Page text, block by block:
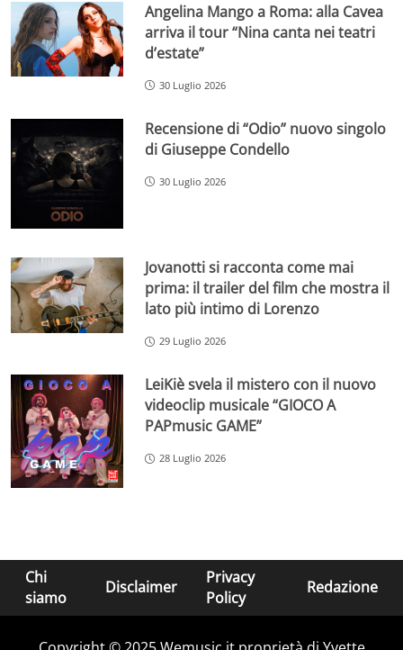
Angelina Mango a Roma: alla Cavea
arriva il tour “Nina canta nei teatri
d’estate”
30 Luglio 2026
Recensione di “Odio” nuovo singolo
di Giuseppe Condello
30 Luglio 2026
Jovanotti si racconta come mai
prima: il trailer del film che mostra il
lato più intimo di Lorenzo
29 Luglio 2026
LeiKiè svela il mistero con il nuovo
videoclip musicale “GIOCO A
PAPmusic GAME”
28 Luglio 2026
Chi
siamo
Disclaimer
Privacy
Policy
Redazione